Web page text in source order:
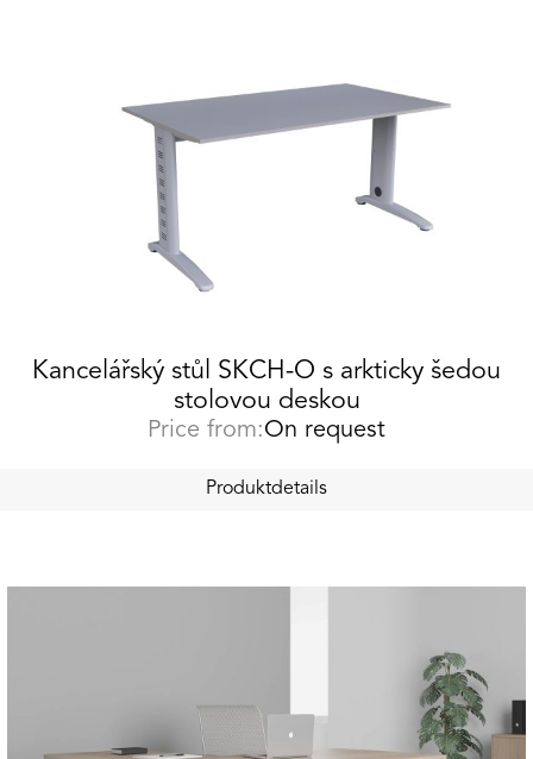
Kancelářský stůl SKCH-O s arkticky šedou
stolovou deskou
Price from:On request
Produktdetails